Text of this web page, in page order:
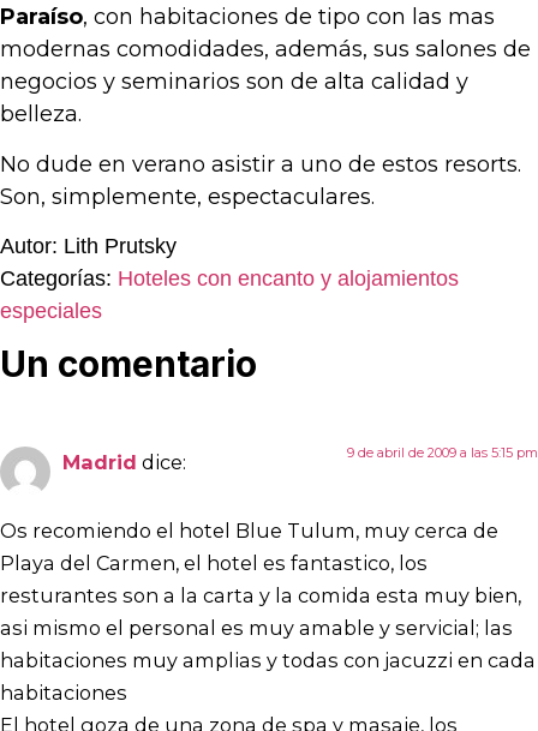
Paraíso, con habitaciones de tipo con las mas
modernas comodidades, además, sus salones de
negocios y seminarios son de alta calidad y
belleza.
No dude en verano asistir a uno de estos resorts.
Son, simplemente, espectaculares.
Autor: Lith Prutsky
Categorías: Hoteles con encanto y alojamientos
especiales
Un comentario
Madrid dice: 9 de abril de 2009 a las 5:15 pm
Os recomiendo el hotel Blue Tulum, muy cerca de
Playa del Carmen, el hotel es fantastico, los
resturantes son a la carta y la comida esta muy bien,
asi mismo el personal es muy amable y servicial; las
habitaciones muy amplias y todas con jacuzzi en cada
habitaciones
El hotel goza de una zona de spa y masaje, los